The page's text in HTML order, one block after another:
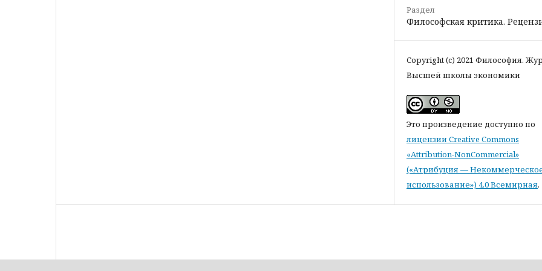
Раздел
Философская критика.
Copyright (c) 2021 Философия.
Высшей школы экономики
Это произведение доступно по
лицензии Creative Commons
«Attribution-NonCommercial»
(«Атрибуция —
использование») 4.0 Всемирная.